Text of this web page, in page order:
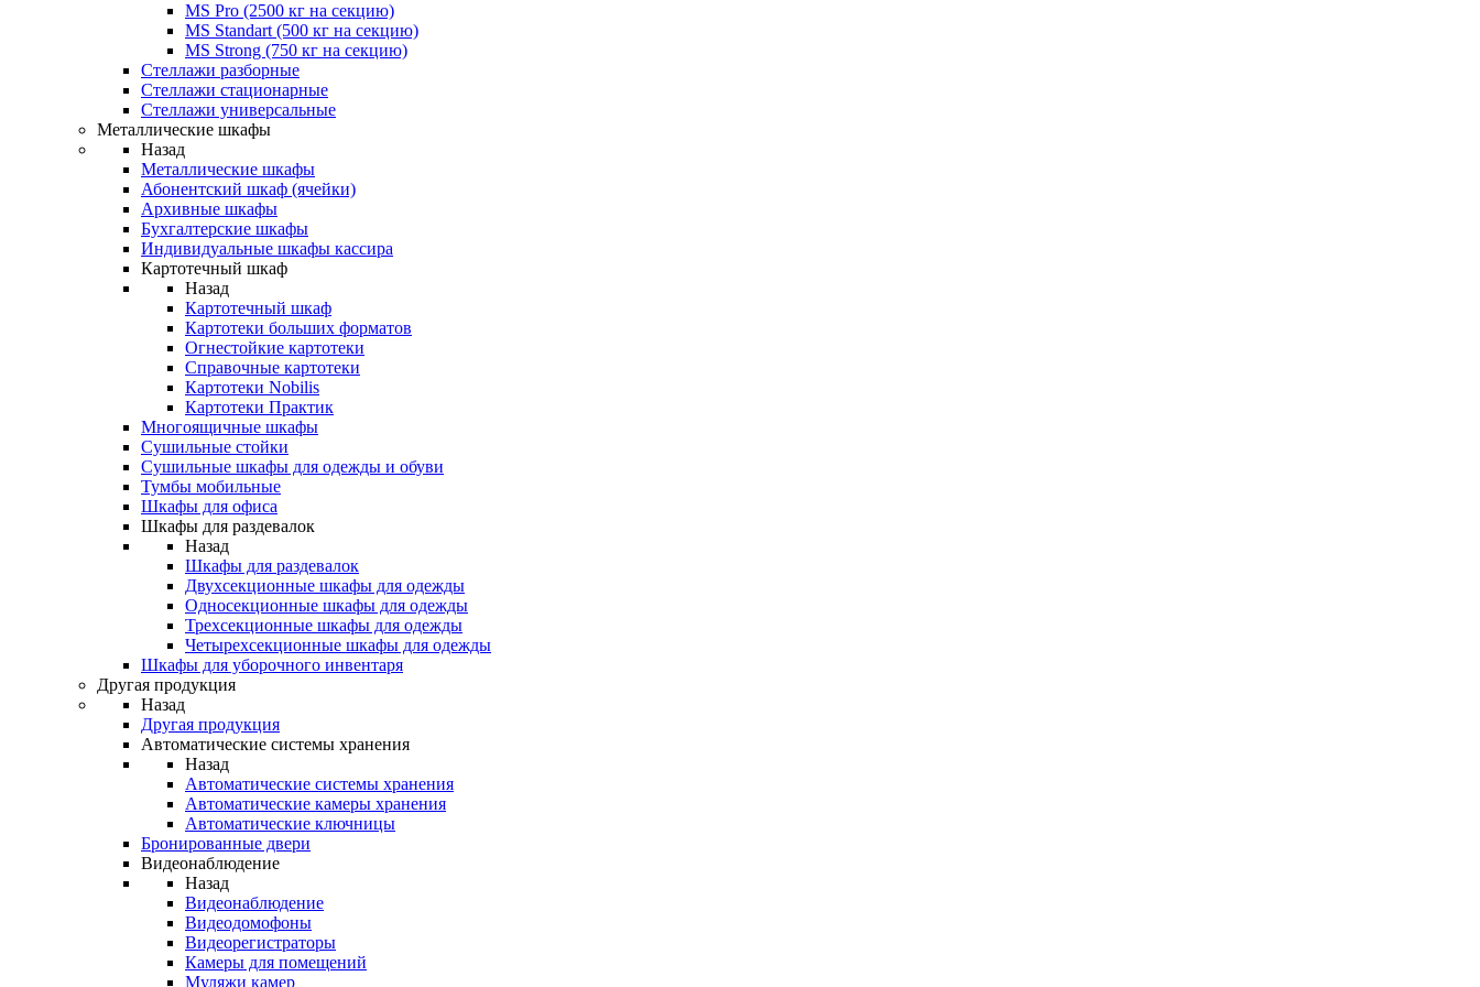
MS Pro (2500 кг на секцию)
MS Standart (500 кг на секцию)
MS Strong (750 кг на секцию)
Стеллажи разборные
Стеллажи стационарные
Стеллажи универсальные
Металлические шкафы
Назад
Металлические шкафы
Абонентский шкаф (ячейки)
Архивные шкафы
Бухгалтерские шкафы
Индивидуальные шкафы кассира
Картотечный шкаф
Назад
Картотечный шкаф
Картотеки больших форматов
Огнестойкие картотеки
Справочные картотеки
Картотеки Nobilis
Картотеки Практик
Многоящичные шкафы
Сушильные стойки
Сушильные шкафы для одежды и обуви
Тумбы мобильные
Шкафы для офиса
Шкафы для раздевалок
Назад
Шкафы для раздевалок
Двухсекционные шкафы для одежды
Односекционные шкафы для одежды
Трехсекционные шкафы для одежды
Четырехсекционные шкафы для одежды
Шкафы для уборочного инвентаря
Другая продукция
Назад
Другая продукция
Автоматические системы хранения
Назад
Автоматические системы хранения
Автоматические камеры хранения
Автоматические ключницы
Бронированные двери
Видеонаблюдение
Назад
Видеонаблюдение
Видеодомофоны
Видеорегистраторы
Камеры для помещений
Муляжи камер